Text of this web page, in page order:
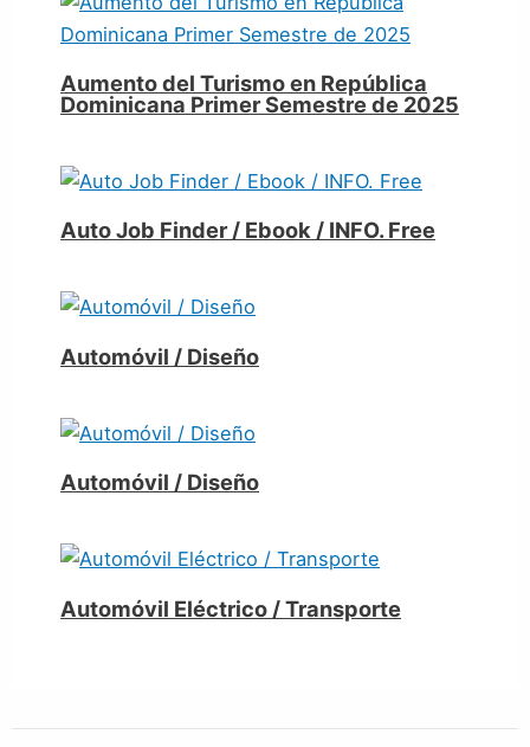
Aumento del Turismo en República
Dominicana Primer Semestre de 2025
Auto Job Finder / Ebook / INFO. Free
Automóvil / Diseño
Automóvil / Diseño
Automóvil Eléctrico / Transporte